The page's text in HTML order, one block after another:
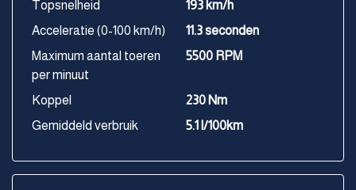
Topsnelheid
193 km/h
Acceleratie (0-100 km/h)
11.3 seconden
Maximum aantal toeren
per minuut
5500 RPM
Koppel
230 Nm
Gemiddeld verbruik
5.1 l/100km